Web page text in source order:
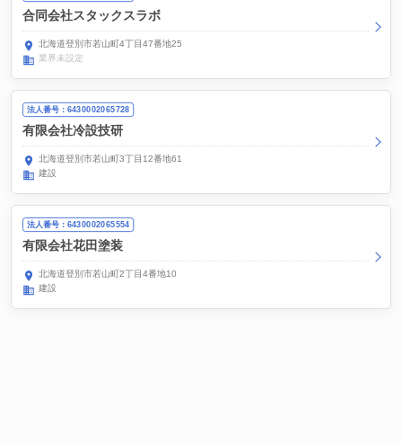
合同会社スタックスラボ
北海道登別市若山町4丁目47番地25
業界未設定
法人番号：6430002065728
有限会社冷設技研
北海道登別市若山町3丁目12番地61
建設
法人番号：6430002065554
有限会社花田塗装
北海道登別市若山町2丁目4番地10
建設